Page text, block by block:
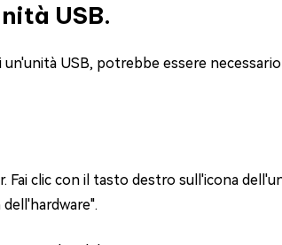
USB.
USB, potrebbe essere
Fai clic con il tasto destro sull'icona